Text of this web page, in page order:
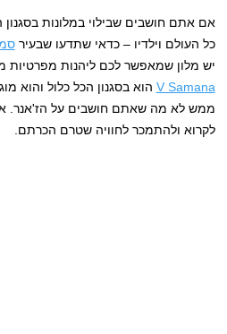
אם אתם חושבים שבילוי במלונות
כל העולם וילדיו – כדאי שתדעו שבעיר
יש מלון שמאפשר לכם ליהנות מפרטיות
V Samana הוא בסגנון הכל כלול והוא
ממש לא מה שאתם חושבים על הז'אנר.
לקרוא ולהתמכר לחוויה שטרם הכרתם.